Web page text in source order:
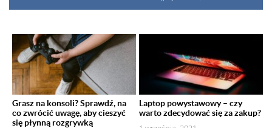
Grasz na konsoli? Sprawdź, na
co zwrócić uwagę, aby cieszyć
się płynną rozgrywką
Laptop powystawowy – czy
warto zdecydować się za zakup?